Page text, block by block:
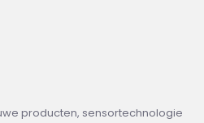
producten, sensortechnologie